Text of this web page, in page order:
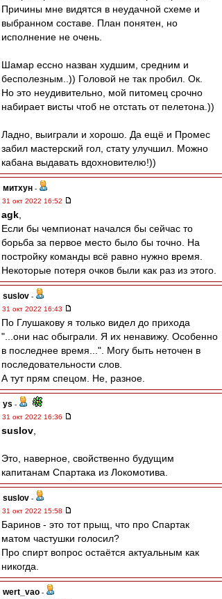
Причины мне видятся в неудачной схеме и
выбранном составе. План понятен, но
исполнение не очень.
Шамар ессно назван худшим, средним и
бесполезным..)) Головой не так пробил. Ок.
Но это неудивительно, мой питомец срочно
набирает висты чтоб не отстать от пелетона.))
Ладно, выиграли и хорошо. Да ещё и Промес
забил мастерский гол, стату улучшил. Можно
кабана выдавать вдохновителю!))
митхун -
31 окт 2022 16:52
agk
Если бы чемпионат начался бы сейчас то
борьба за первое место было бы точно. На
постройку команды всё равно нужно время.
Некоторые потеря очков были как раз из этого.
suslov -
31 окт 2022 16:43
По Глушакову я только видел до прихода
"...они нас обыграли. Я их ненавижу. Особенно
в последнее время...". Могу быть неточен в
последовательности слов.
А тут прям спецом. Не, разное.
ys -
31 окт 2022 16:36
suslov
Это, наверное, свойственно будущим
капитанам Спартака из Локомотива.
suslov -
31 окт 2022 15:58
Баринов - это тот прыщ, что про Спартак
матом частушки голосил?
Про спирт вопрос остаётся актуальным как
никогда.
wert_vao -